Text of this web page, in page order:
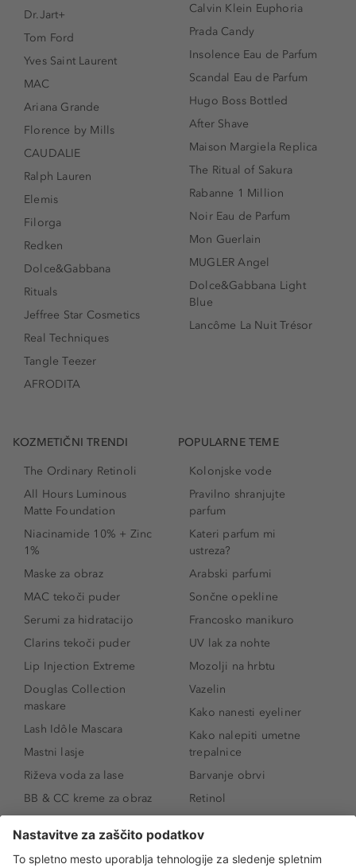
Dr.Jart+
Tom Ford
Yves Saint Laurent
MAC
Ariana Grande
Florence by Mills
CAUDALIE
Ralph Lauren
Elemis
Filorga
Redken
Dolce&Gabbana
Rituals
Jeffree Star Cosmetics
Real Techniques
Tangle Teezer
AFRODITA
Calvin Klein Euphoria
Prada Candy
Insolence Eau de Parfum
Scandal Eau de Parfum
Hugo Boss Bottled
After Shave
Maison Margiela Replica
The Ritual of Sakura
Rabanne 1 Million
Noir Eau de Parfum
Mon Guerlain
MUGLER Angel
Dolce&Gabbana Light
Blue
Lancôme La Nuit Trésor
KOZMETIČNI TRENDI
The Ordinary Retinoli
All Hours Luminous
Matte Foundation
Niacinamide 10% + Zinc
1%
Maske za obraz
MAC tekoči puder
Serumi za hidratacijo
Clarins tekoči puder
Lip Injection Extreme
Douglas Collection
maskare
Lash Idôle Mascara
Mastni lasje
Riževa voda za lase
BB & CC kreme za obraz
SPF 30
Senčila za oči
POPULARNE TEME
Kolonjske vode
Pravilno shranjujte
parfum
Kateri parfum mi
ustreza?
Arabski parfumi
Sončne opekline
Francosko manikuro
UV lak za nohte
Mozolji na hrbtu
Vazelin
Kako nanesti eyeliner
Kako nalepiti umetne
trepalnice
Barvanje obrvi
Retinol